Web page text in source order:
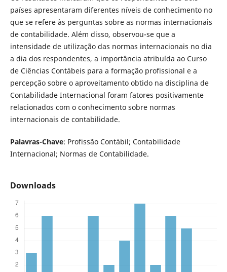
países apresentaram diferentes níveis de conhecimento no
que se refere às perguntas sobre as normas internacionais
de contabilidade. Além disso, observou-se que a
intensidade de utilização das normas internacionais no dia
a dia dos respondentes, a importância atribuída ao Curso
de Ciências Contábeis para a formação profissional e a
percepção sobre o aproveitamento obtido na disciplina de
Contabilidade Internacional foram fatores positivamente
relacionados com o conhecimento sobre normas
internacionais de contabilidade.
Palavras-Chave: Profissão Contábil; Contabilidade
Internacional; Normas de Contabilidade.
Downloads